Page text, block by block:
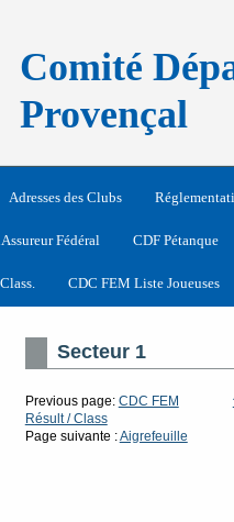
Comité
Provençal
Adresses des Clubs
Fédéral CDF Pétanque
CDC FEM Liste Joueuses
Secteur 1
Previous page: CDC FEM
Résult / Class
Page suivante :Aigrefeuille